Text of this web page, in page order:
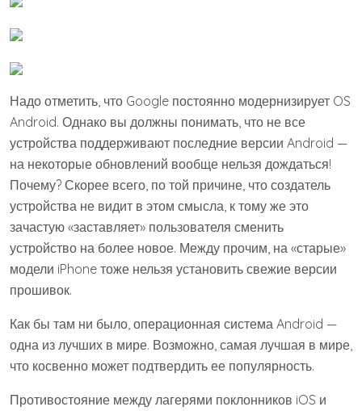
Надо отметить, что Google постоянно модернизирует OS
Android. Однако вы должны понимать, что не все
устройства поддерживают последние версии Android —
на некоторые обновлений вообще нельзя дождаться!
Почему? Скорее всего, по той причине, что создатель
устройства не видит в этом смысла, к тому же это
зачастую «заставляет» пользователя сменить
устройство на более новое. Между прочим, на «старые»
модели iPhone тоже нельзя установить свежие версии
прошивок.
Как бы там ни было, операционная система Android —
одна из лучших в мире. Возможно, самая лучшая в мире,
что косвенно может подтвердить ее популярность.
Противостояние между лагерями поклонников iOS и